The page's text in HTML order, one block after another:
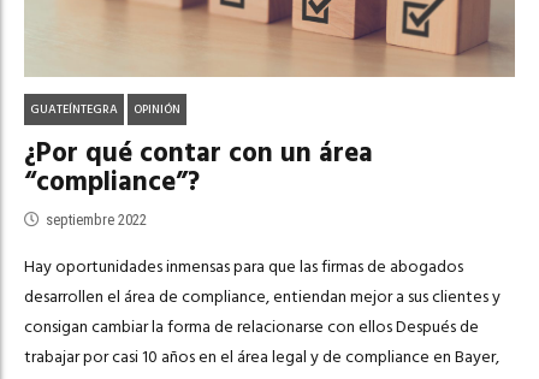
GUATEÍNTEGRA OPINIÓN
¿Por qué contar con un área
“compliance”?
septiembre 2022
Hay oportunidades inmensas para que las firmas de abogados
desarrollen el área de compliance, entiendan mejor a sus clientes y
consigan cambiar la forma de relacionarse con ellos Después de
trabajar por casi 10 años en el área legal y de compliance en Bayer,